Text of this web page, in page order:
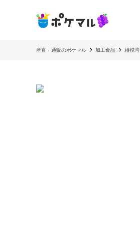
産直・通販のポケマル 加工食品 相模